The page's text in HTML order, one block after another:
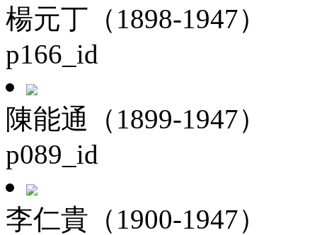
楊元丁（1898-1947）
p166_id
陳能通（1899-1947）
p089_id
李仁貴（1900-1947）